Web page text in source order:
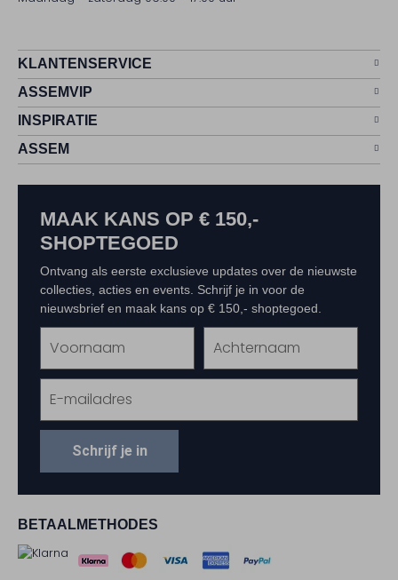
KLANTENSERVICE
ASSEMVIP
INSPIRATIE
ASSEM
BETAALMETHODES
MAAK KANS OP € 150,-
SHOPTEGOED
Ontvang als eerste exclusieve updates over de nieuwste
collecties, acties en events. Schrijf je in voor de
nieuwsbrief en maak kans op € 150,- shoptegoed.
Schrijf je in